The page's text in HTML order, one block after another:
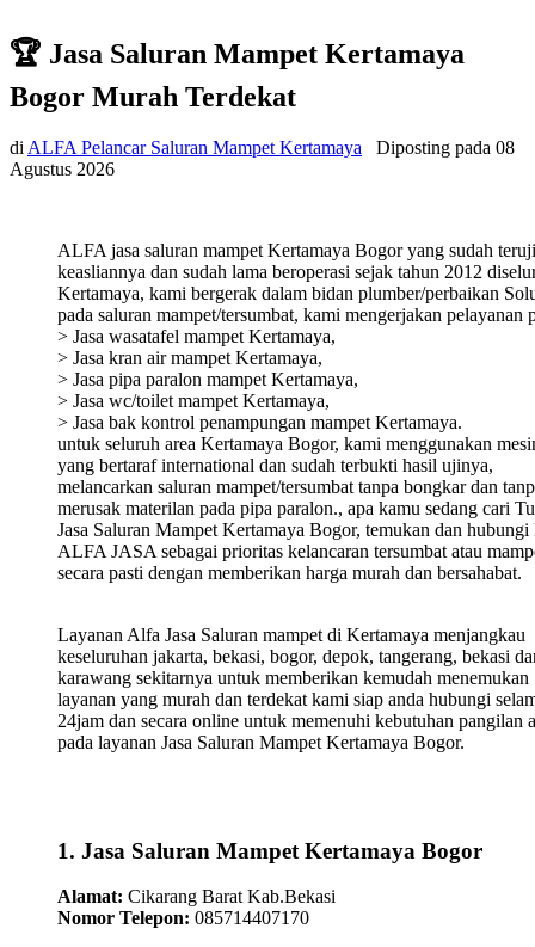
🏆 Jasa Saluran Mampet Kertamaya
Bogor Murah Terdekat
di ALFA Pelancar Saluran Mampet Kertamaya Diposting pada 08
Agustus 2026
ALFA jasa saluran mampet Kertamaya Bogor yang sudah teruji
keasliannya dan sudah lama beroperasi sejak tahun 2012
Kertamaya, kami bergerak dalam bidan plumber/perbaikan
pada saluran mampet/tersumbat, kami mengerjakan pelayanan
> Jasa wasatafel mampet Kertamaya,
> Jasa kran air mampet Kertamaya,
> Jasa pipa paralon mampet Kertamaya,
> Jasa wc/toilet mampet Kertamaya,
> Jasa bak kontrol penampungan mampet Kertamaya.
untuk seluruh area Kertamaya Bogor, kami menggunakan
yang bertaraf international dan sudah terbukti hasil ujinya,
melancarkan saluran mampet/tersumbat tanpa bongkar dan
merusak materilan pada pipa paralon., apa kamu sedang cari
Jasa Saluran Mampet Kertamaya Bogor, temukan dan hubungi
ALFA JASA sebagai prioritas kelancaran tersumbat atau
secara pasti dengan memberikan harga murah dan bersahabat.
Layanan Alfa Jasa Saluran mampet di Kertamaya menjangkau
keseluruhan jakarta, bekasi, bogor, depok, tangerang, bekasi
karawang sekitarnya untuk memberikan kemudah menemukan
layanan yang murah dan terdekat kami siap anda hubungi
24jam dan secara online untuk memenuhi kebutuhan pangilan
pada layanan Jasa Saluran Mampet Kertamaya Bogor.
1. Jasa Saluran Mampet Kertamaya Bogor
Alamat: Cikarang Barat Kab.Bekasi
Nomor Telepon: 085714407170